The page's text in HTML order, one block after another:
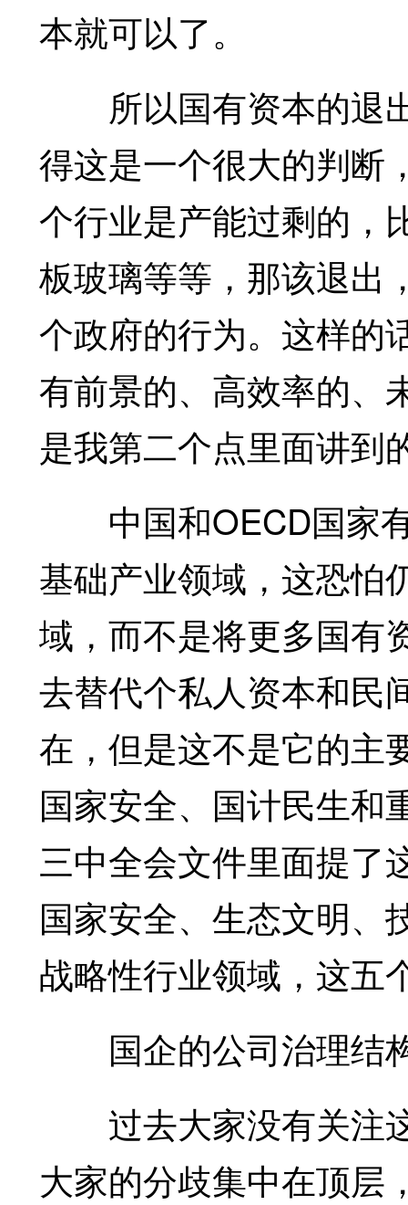
本就可以了。
所以国有资本的退
得这是一个很大的判断
个行业是产能过剩的，
板玻璃等等，那该退出
个政府的行为。这样的
有前景的、高效率的、
是我第二个点里面讲到
中国和OECD国家有
基础产业领域，这恐怕
域，而不是将更多国有
去替代个私人资本和民
在，但是这不是它的主
国家安全、国计民生和
三中全会文件里面提了
国家安全、生态文明、
战略性行业领域，这五
国企的公司治理结
过去大家没有关注
大家的分歧集中在顶层